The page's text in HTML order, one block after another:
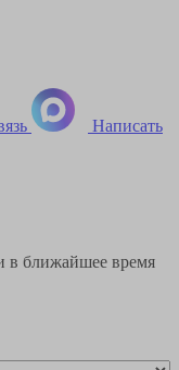
Написать
в ближайшее время